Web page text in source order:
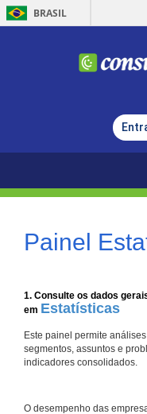
BRASIL
Painel
1. Consulte os dados
em Estatísticas
Este painel permite
segmentos, assuntos e
indicadores consolidados.
O desempenho das